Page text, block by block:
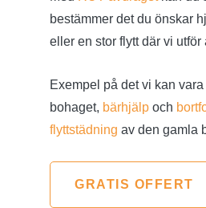
bestämmer det du önskar
eller en stor flytt där vi utför
Exempel på det vi kan
bohaget, bärhjälp och
flyttstädning av den gamla
GRATIS OFFERT